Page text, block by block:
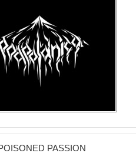
PASSION